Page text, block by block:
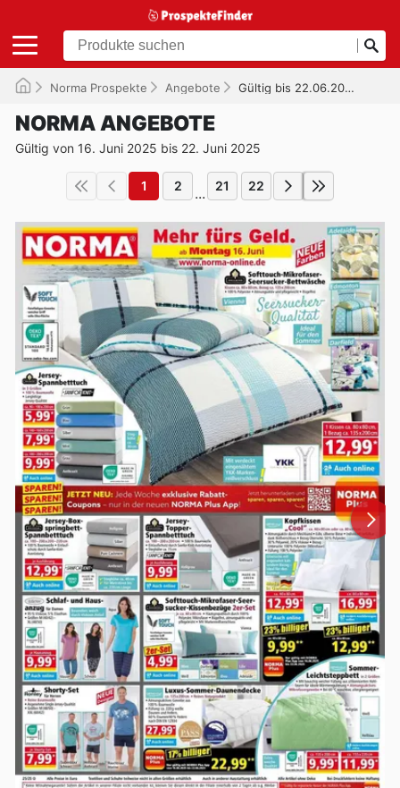
Norma Prospekte Angebote Gültig bis 22.06.2025
NORMA ANGEBOTE
Gültig von 16. Juni 2025 bis 22. Juni 2025
1 2 ... 21 22